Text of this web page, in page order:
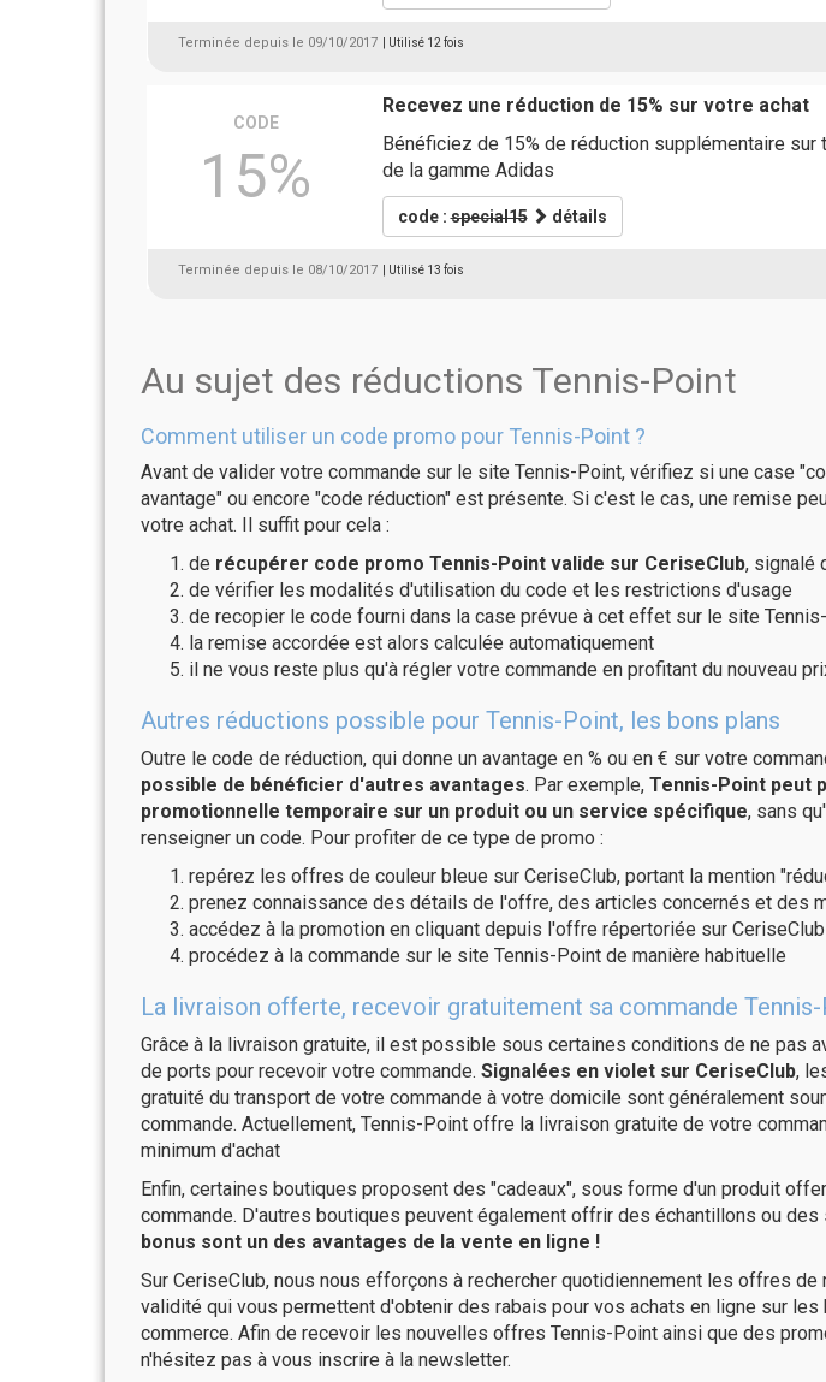
Terminée depuis le 09/10/2017 | Utilisé 12 fois
CODE
15%
Recevez une réduction de 15% sur votre achat
Bénéficiez de 15% de réduction supplémentaire sur
de la gamme Adidas
code :special15 détails
Terminée depuis le 08/10/2017 | Utilisé 13 fois
Au sujet des réductions Tennis-Point
Comment utiliser un code promo pour Tennis-Point ?
Avant de valider votre commande sur le site Tennis-Point, vérifiez si une case
avantage" ou encore "code réduction" est présente. Si c'est le cas, une remise
votre achat. Il suffit pour cela :
de récupérer code promo Tennis-Point valide sur CeriseClub, signalé
de vérifier les modalités d'utilisation du code et les restrictions d'usage
de recopier le code fourni dans la case prévue à cet effet sur le site
la remise accordée est alors calculée automatiquement
il ne vous reste plus qu'à régler votre commande en profitant du nouveau
Autres réductions possible pour Tennis-Point, les bons plans
Outre le code de réduction, qui donne un avantage en % ou en € sur votre
possible de bénéficier d'autres avantages. Par exemple, Tennis-Point peut
promotionnelle temporaire sur un produit ou un service spécifique, sans
renseigner un code. Pour profiter de ce type de promo :
repérez les offres de couleur bleue sur CeriseClub, portant la mention
prenez connaissance des détails de l'offre, des articles concernés et des
accédez à la promotion en cliquant depuis l'offre répertoriée sur CeriseClub
procédez à la commande sur le site Tennis-Point de manière habituelle
La livraison offerte, recevoir gratuitement sa commande
Grâce à la livraison gratuite, il est possible sous certaines conditions de ne pas
de ports pour recevoir votre commande. Signalées en violet sur CeriseClub,
gratuité du transport de votre commande à votre domicile sont généralement
commande. Actuellement, Tennis-Point offre la livraison gratuite de votre
minimum d'achat
Enfin, certaines boutiques proposent des "cadeaux", sous forme d'un produit
commande. D'autres boutiques peuvent également offrir des échantillons ou des
bonus sont un des avantages de la vente en ligne !
Sur CeriseClub, nous nous efforçons à rechercher quotidiennement les offres de
validité qui vous permettent d'obtenir des rabais pour vos achats en ligne sur les
commerce. Afin de recevoir les nouvelles offres Tennis-Point ainsi que des
n'hésitez pas à vous inscrire à la newsletter.